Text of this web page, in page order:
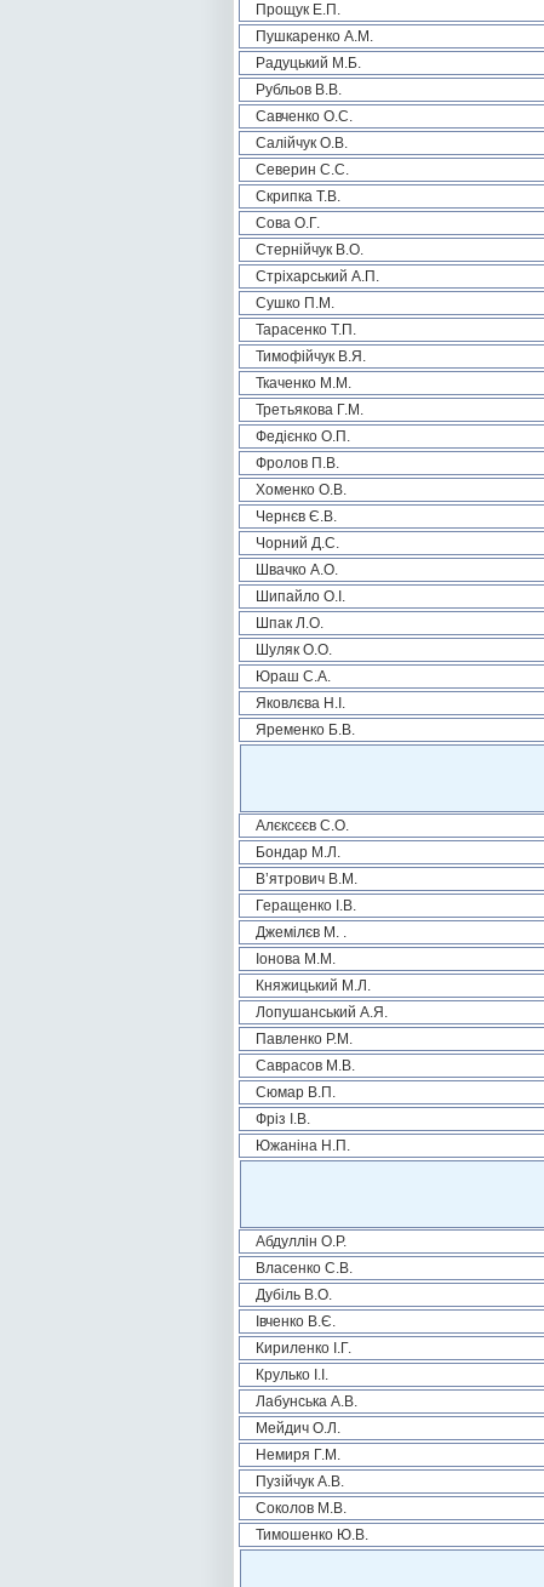
Прощук Е.П.
Пушкаренко А.М.
Радуцький М.Б.
Рубльов В.В.
Савченко О.С.
Салійчук О.В.
Северин С.С.
Скрипка Т.В.
Сова О.Г.
Стернійчук В.О.
Стріхарський А.П.
Сушко П.М.
Тарасенко Т.П.
Тимофійчук В.Я.
Ткаченко М.М.
Третьякова Г.М.
Федієнко О.П.
Фролов П.В.
Хоменко О.В.
Чернєв Є.В.
Чорний Д.С.
Швачко А.О.
Шипайло О.І.
Шпак Л.О.
Шуляк О.О.
Юраш С.А.
Яковлєва Н.І.
Яременко Б.В.
Алєксєєв С.О.
Бондар М.Л.
В’ятрович В.М.
Геращенко І.В.
Джемілєв М. .
Іонова М.М.
Княжицький М.Л.
Лопушанський А.Я.
Павленко Р.М.
Саврасов М.В.
Сюмар В.П.
Фріз І.В.
Южаніна Н.П.
Абдуллін О.Р.
Власенко С.В.
Дубіль В.О.
Івченко В.Є.
Кириленко І.Г.
Крулько І.І.
Лабунська А.В.
Мейдич О.Л.
Немиря Г.М.
Пузійчук А.В.
Соколов М.В.
Тимошенко Ю.В.